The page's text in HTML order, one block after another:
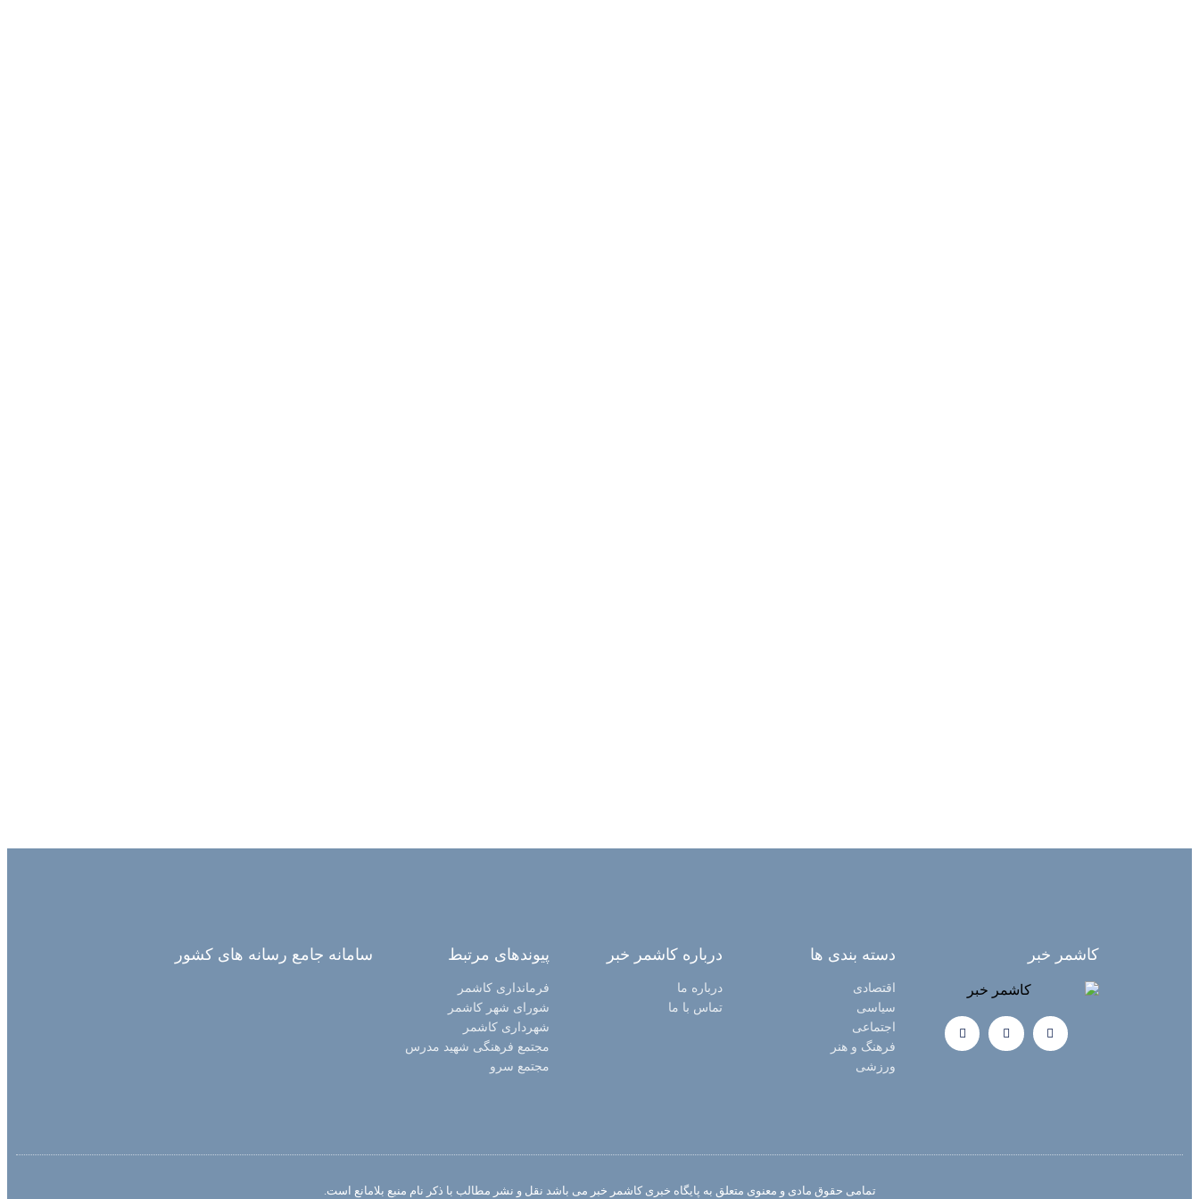
کاشمر خبر دسته بندی ها
اقتصادی
سیاسی
اجتماعی
فرهنگ و هنر
ورزشی
درباره کاشمر خبر
درباره ما
تماس با ما
پیوندهای مرتبط
فرمانداری کاشمر
شورای شهر کاشمر
شهرداری کاشمر
مجتمع فرهنگی شهید مدرس
مجتمع سرو
سامانه جامع رسانه های کشور
تمامی حقوق مادی و معنوی متعلق به پایگاه خبری کاشمر خبر می باشد نقل و نشر مطالب با ذکر نام منبع بلامانع است.